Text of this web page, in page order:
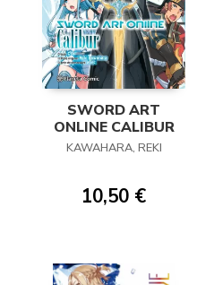
SWORD ART
ONLINE CALIBUR
KAWAHARA, REKI
10,50 €